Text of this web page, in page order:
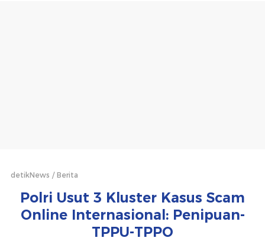
detikNews Berita
Polri Usut 3 Kluster Kasus Scam
Online Internasional: Penipuan-
TPPU-TPPO